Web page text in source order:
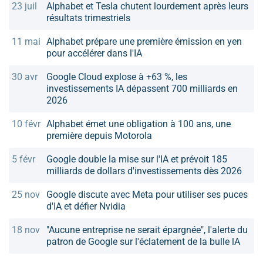
23 juil
Alphabet et Tesla chutent lourdement après leurs
résultats trimestriels
11 mai Alphabet prépare une première émission en yen
pour accélérer dans l'IA
30 avr
Google Cloud explose à +63 %, les
investissements IA dépassent 700 milliards en
2026
10 févr Alphabet émet une obligation à 100 ans, une
première depuis Motorola
5 févr
Google double la mise sur l'IA et prévoit 185
milliards de dollars d'investissements dès 2026
25 nov
Google discute avec Meta pour utiliser ses puces
d'IA et défier Nvidia
18 nov
"Aucune entreprise ne serait épargnée", l'alerte du
patron de Google sur l'éclatement de la bulle lA